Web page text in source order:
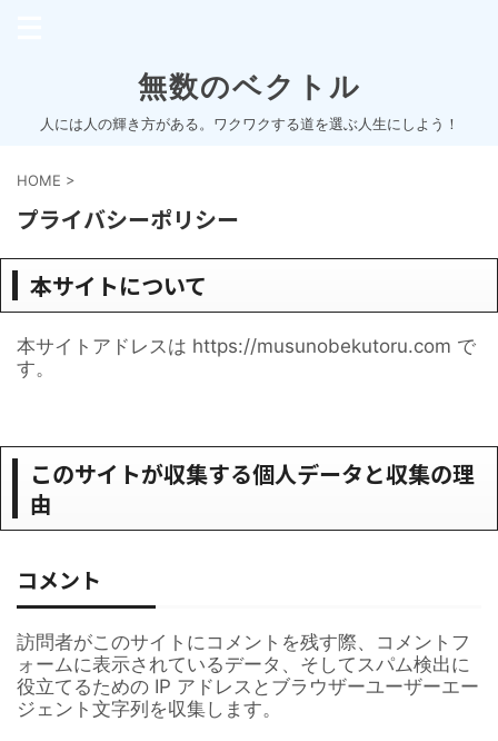
無数のベクトル
人には人の輝き方がある。ワクワクする道を選ぶ人生にしよう！
HOME >
プライバシーポリシー
本サイトについて
本サイトアドレスは https://musunobekutoru.com で
す。
このサイトが収集する個人データと収集の理
由
コメント
訪問者がこのサイトにコメントを残す際、コメントフ
ォームに表示されているデータ、そしてスパム検出に
役立てるための IP アドレスとブラウザーユーザーエー
ジェント文字列を収集します。